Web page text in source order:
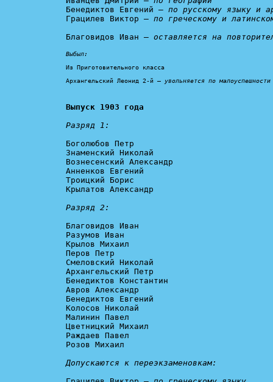
Бенедиктов Евгений – по русскому языку и
Грацилев Виктор – по греческому и
Благовидов Иван – оставляется на
Выбыл:
Из Приготовительного класса
Архангельский Леонид 2-й – увольняется по малоуспешности
Выпуск 1903 года
Разряд 1:
Боголюбов Петр
Знаменский Николай
Вознесенский Александр
Анненков Евгений
Троицкий Борис
Крылатов Александр
Разряд 2:
Благовидов Иван
Разумов Иван
Крылов Михаил
Перов Петр
Смеловский Николай
Архангельский Петр
Бенедиктов Константин
Авров Александр
Бенедиктов Евгений
Колосов Николай
Малинин Павел
Цветницкий Михаил
Раждаев Павел
Розов Михаил
Допускаются к переэкзаменовкам: